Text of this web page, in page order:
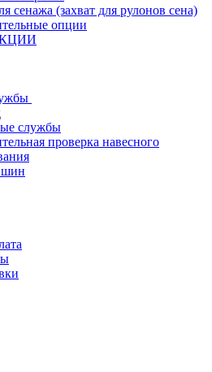
сенажа (захват для рулонов сена)
опции
службы
проверка навесного